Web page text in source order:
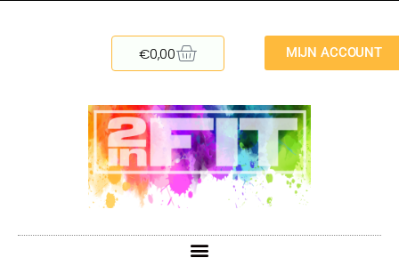
€0,00 MIJN ACCOUNT